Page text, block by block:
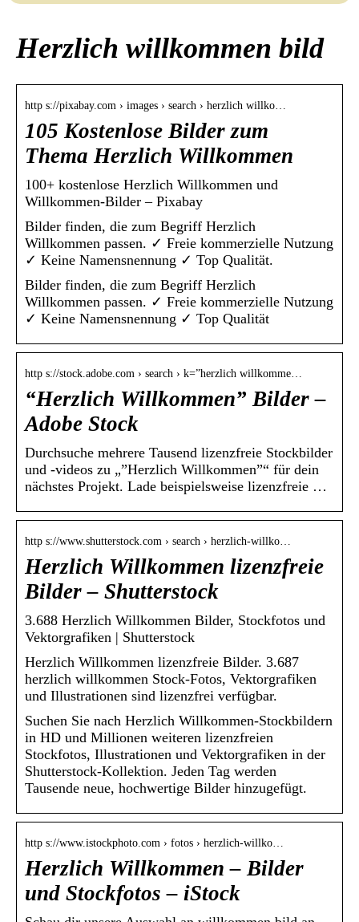
Herzlich willkommen bild
http s://pixabay.com › images › search › herzlich willko…
105 Kostenlose Bilder zum
Thema Herzlich Willkommen
100+ kostenlose Herzlich Willkommen und
Willkommen-Bilder – Pixabay
Bilder finden, die zum Begriff Herzlich
Willkommen passen. ✓ Freie kommerzielle Nutzung
✓ Keine Namensnennung ✓ Top Qualität.
Bilder finden, die zum Begriff Herzlich
Willkommen passen. ✓ Freie kommerzielle Nutzung
✓ Keine Namensnennung ✓ Top Qualität
http s://stock.adobe.com › search › k=”herzlich willkomme…
“Herzlich Willkommen” Bilder –
Adobe Stock
Durchsuche mehrere Tausend lizenzfreie Stockbilder
und -videos zu „”Herzlich Willkommen”“ für dein
nächstes Projekt. Lade beispielsweise lizenzfreie …
http s://www.shutterstock.com › search › herzlich-willko…
Herzlich Willkommen lizenzfreie
Bilder – Shutterstock
3.688 Herzlich Willkommen Bilder, Stockfotos und
Vektorgrafiken | Shutterstock
Herzlich Willkommen lizenzfreie Bilder. 3.687
herzlich willkommen Stock-Fotos, Vektorgrafiken
und Illustrationen sind lizenzfrei verfügbar.
Suchen Sie nach Herzlich Willkommen-Stockbildern
in HD und Millionen weiteren lizenzfreien
Stockfotos, Illustrationen und Vektorgrafiken in der
Shutterstock-Kollektion. Jeden Tag werden
Tausende neue, hochwertige Bilder hinzugefügt.
http s://www.istockphoto.com › fotos › herzlich-willko…
Herzlich Willkommen – Bilder
und Stockfotos – iStock